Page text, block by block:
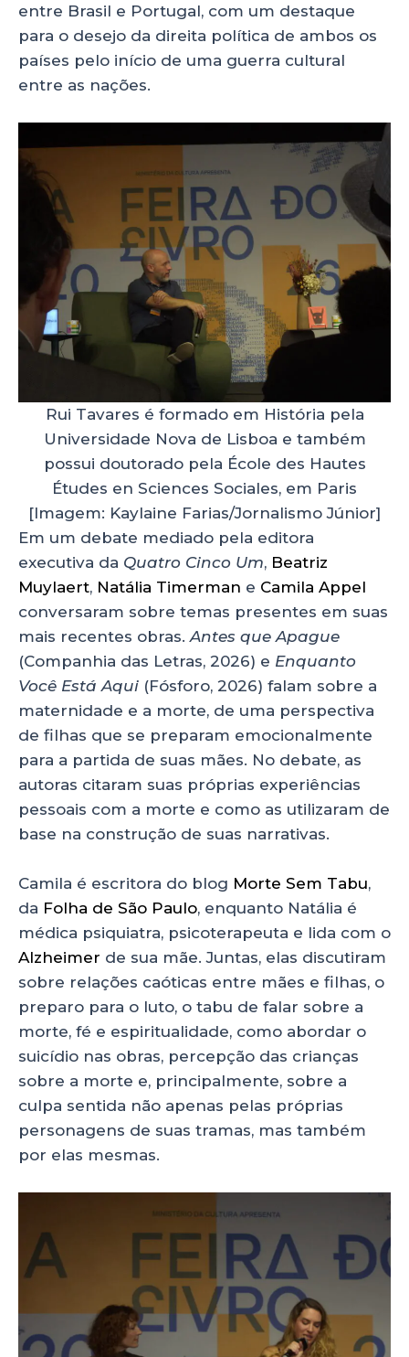
entre Brasil e Portugal, com um destaque
para o desejo da direita política de ambos os
países pelo início de uma guerra cultural
entre as nações.
Rui Tavares é formado em História pela
Universidade Nova de Lisboa e também
possui doutorado pela École des Hautes
Études en Sciences Sociales, em Paris
[Imagem: Kaylaine Farias/Jornalismo Júnior]
Em um debate mediado pela editora
executiva da Quatro Cinco Um, Beatriz
Muylaert, Natália Timerman e Camila Appel
conversaram sobre temas presentes em suas
mais recentes obras. Antes que Apague
(Companhia das Letras, 2026) e Enquanto
Você Está Aqui (Fósforo, 2026) falam sobre a
maternidade e a morte, de uma perspectiva
de filhas que se preparam emocionalmente
para a partida de suas mães. No debate, as
autoras citaram suas próprias experiências
pessoais com a morte e como as utilizaram de
base na construção de suas narrativas.
Camila é escritora do blog Morte Sem Tabu,
da Folha de São Paulo, enquanto Natália é
médica psiquiatra, psicoterapeuta e lida com o
Alzheimer de sua mãe. Juntas, elas discutiram
sobre relações caóticas entre mães e filhas, o
preparo para o luto, o tabu de falar sobre a
morte, fé e espiritualidade, como abordar o
suicídio nas obras, percepção das crianças
sobre a morte e, principalmente, sobre a
culpa sentida não apenas pelas próprias
personagens de suas tramas, mas também
por elas mesmas.